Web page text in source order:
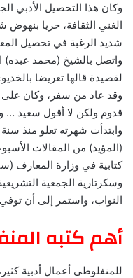
وكان هذا التحصيل الأدبي
الغني الثقافة، حريا
شديد الرغبة في تحصيل
واتصل بالشيخ (محمد عبده)
لقصيدة قالها تعريضا
وقد عاد من سفر، وكان
قدوم ولكن لا أقول سعيد …
(المؤيد) من المقالات
النواب، واستمر إلى أن
أهم كتبه
للمنفلوطى أعمال أدبية